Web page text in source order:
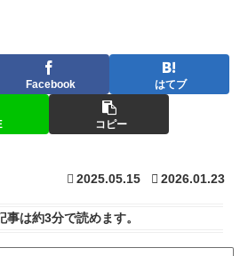
Facebook はてブ
コピー
2025.05.15 2026.01.23
事は約3分で読めます。